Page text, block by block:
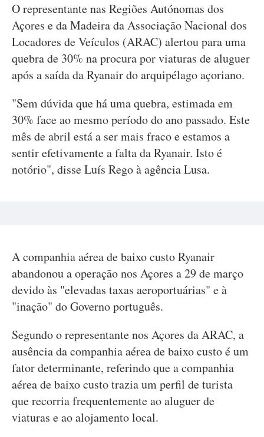
O representante nas Regiões Autónomas dos
Açores e da Madeira da Associação Nacional dos
Locadores de Veículos (ARAC) alertou para uma
quebra de 30% na procura por viaturas de aluguer
após a saída da Ryanair do arquipélago açoriano.
"Sem dúvida que há uma quebra, estimada em
30% face ao mesmo período do ano passado. Este
mês de abril está a ser mais fraco e estamos a
sentir efetivamente a falta da Ryanair. Isto é
notório", disse Luís Rego à agência Lusa.
A companhia aérea de baixo custo Ryanair
abandonou a operação nos Açores a 29 de março
devido às "elevadas taxas aeroportuárias" e à
"inação" do Governo português.
Segundo o representante nos Açores da ARAC, a
ausência da companhia aérea de baixo custo é um
fator determinante, referindo que a companhia
aérea de baixo custo trazia um perfil de turista
que recorria frequentemente ao aluguer de
viaturas e ao alojamento local.